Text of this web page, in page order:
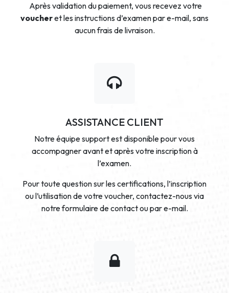
Après validation du paiement, vous recevez votre
voucheret les instructions d’examen par e-mail, sans
aucun frais de livraison.
ASSISTANCE CLIENT
Notre équipe support est disponible pour vous
accompagner avant et après votre inscription à
l’examen.
Pour toute question sur les certifications, l’inscription
ou l’utilisation de votre voucher, contactez-nous via
notre formulaire de contact ou par e-mail.